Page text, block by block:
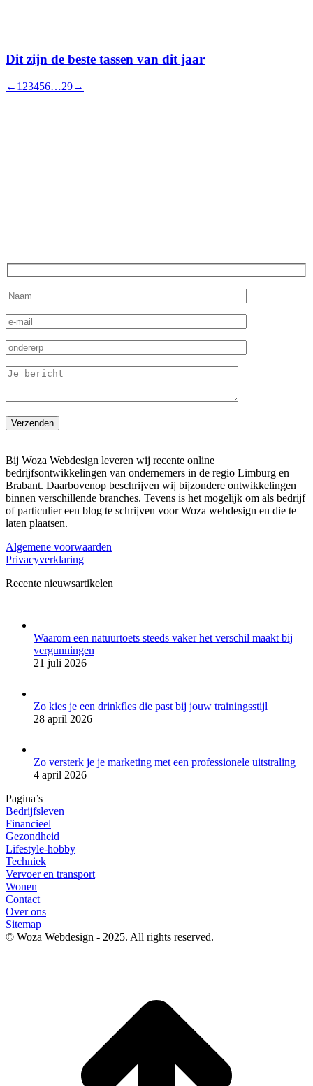
Dit zijn de beste tassen van dit jaar
← 1 23456…29→
Bij Woza Webdesign leveren wij recente online
bedrijfsontwikkelingen van ondernemers in de regio Limburg en
Brabant. Daarbovenop beschrijven wij bijzondere ontwikkelingen
binnen verschillende branches. Tevens is het mogelijk om als bedrijf
of particulier een blog te schrijven voor Woza webdesign en die te
laten plaatsen.
Algemene voorwaarden
Privacyverklaring
Recente nieuwsartikelen
Waarom een natuurtoets steeds vaker het verschil maakt bij
vergunningen
21 juli 2026
Zo kies je een drinkfles die past bij jouw trainingsstijl
28 april 2026
Zo versterk je je marketing met een professionele uitstraling
4 april 2026
Pagina’s
Bedrijfsleven
Financieel
Gezondheid
Lifestyle-hobby
Techniek
Vervoer en transport
Wonen
Contact
Over ons
Sitemap
© Woza Webdesign - 2025. All rights reserved.